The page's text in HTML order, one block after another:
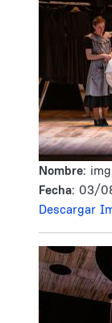
Nombre:
Fecha: 03/
Descargar